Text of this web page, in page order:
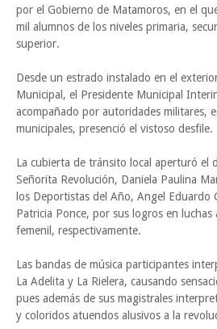
por el Gobierno de Matamoros, en el
mil alumnos de los niveles primaria,
superior.
Desde un estrado instalado en el
Municipal, el Presidente Municipal
acompañado por autoridades militares,
municipales, presenció el vistoso desfile.
La cubierta de tránsito local aperturó el
Señorita Revolución, Daniela Paulina
los Deportistas del Año, Angel Eduardo
Patricia Ponce, por sus logros en luchas
femenil, respectivamente.
Las bandas de música participantes
La Adelita y La Rielera, causando
pues además de sus magistrales
y coloridos atuendos alusivos a la